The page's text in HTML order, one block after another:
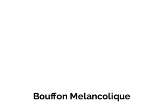
Bouffon Melancolique